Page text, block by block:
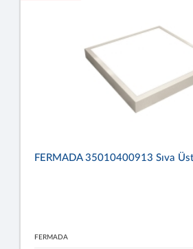
FERMADA 35010400913 Sıva
FERMADA